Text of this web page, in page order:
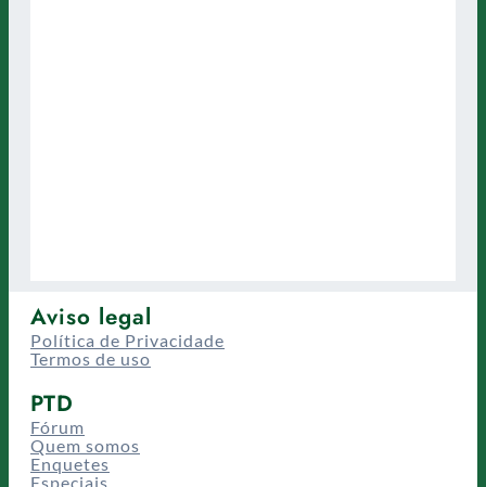
Aviso legal
Política de Privacidade
Termos de uso
PTD
Fórum
Quem somos
Enquetes
Especiais